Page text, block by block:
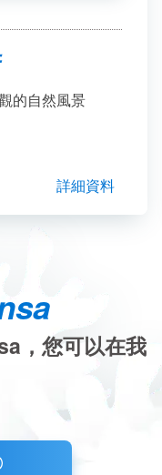
的自然風景
詳細資料
，您可以在我